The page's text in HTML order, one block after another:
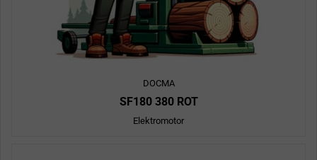
DOCMA
SF180 380 ROT
Elektromotor